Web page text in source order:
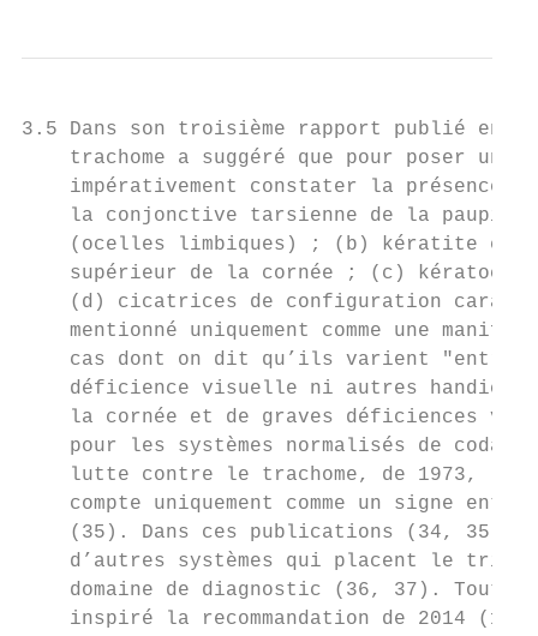
3.5 Dans son troisième rapport publié en
trachome a suggéré que pour poser un
impérativement constater la présence
la conjonctive tarsienne de la
(ocelles limbiques) ; (b) kératite
supérieur de la cornée ; (c)
(d) cicatrices de configuration
mentionné uniquement comme une
cas dont on dit qu’ils varient "entre
déficience visuelle ni autres
la cornée et de graves déficiences
pour les systèmes normalisés de
lutte contre le trachome, de 1973, la
compte uniquement comme un signe
(35). Dans ces publications (34, 35)
d’autres systèmes qui placent le
domaine de diagnostic (36, 37).
inspiré la recommandation de 2014